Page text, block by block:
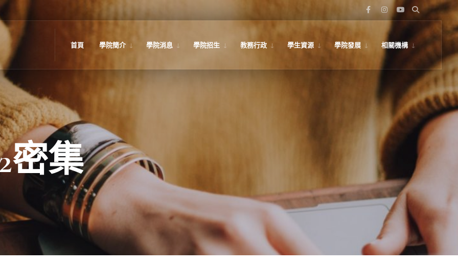
首頁 學院簡介 學院消息 學院招生 教務行政 學生資源 學院發展 相關機構
密集